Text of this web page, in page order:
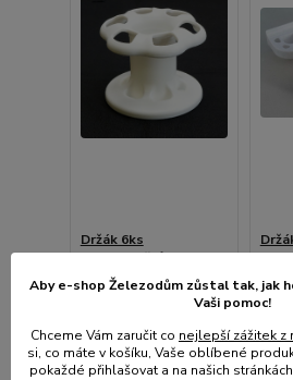
Držák 6ks
zub.kartáčků+pasty-
vel.otvor,stojan
74 Kč/ks
• Skladem centrální
prac. dnů
61
Aby e-shop Železodům zůstal tak, jak
Vaši pomoc!
Chceme Vám zaručit co nejlepší zážitek z
si, co máte v košíku, Vaše oblíbené
pokaždé přihlašovat a na našich